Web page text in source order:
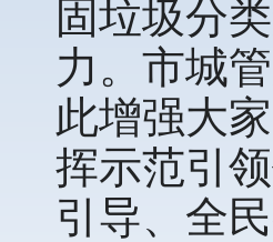
固垃圾分
力。市城
此增强大
挥示范引
引导、全